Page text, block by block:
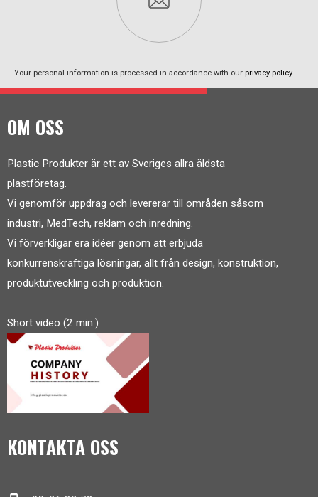
Your personal information is processed in accordance with our privacy policy.
OM OSS
Plastic Produkter är ett av Sveriges allra äldsta
plastföretag.
Vi genomför uppdrag och levererar till områden såsom
industri, MedTech, reklam och inredning.
Vi förverkligar era idéer genom att erbjuda
konkurrenskraftiga lösningar, allt från design, konstruktion,
produktutveckling och produktion.
Short video (2 min.)
KONTAKTA OSS